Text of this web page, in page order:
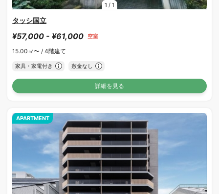
1 / 1
タッシ国立
¥57,000 - ¥61,000 空室
15.00㎡〜 / 4階建て
家具・家電付き 敷金なし
詳細を見る
APARTMENT